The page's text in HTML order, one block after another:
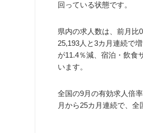
回っている状態です。
県内の求人数は、前月比
25,193人と3カ月連続で
が11.4％減、宿泊・飲食
います。
全国の9月の有効求人倍
月から25カ月連続で、全